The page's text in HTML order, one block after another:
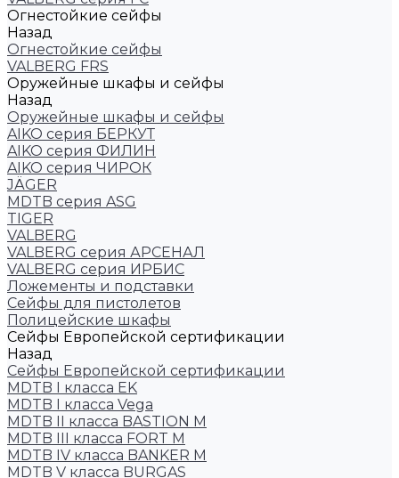
Огнестойкие сейфы
Назад
Огнестойкие сейфы
VALBERG FRS
Оружейные шкафы и сейфы
Назад
Оружейные шкафы и сейфы
AIKO серия БЕРКУТ
AIKO серия ФИЛИН
AIKO серия ЧИРОК
JÄGER
MDTB серия ASG
TIGER
VALBERG
VALBERG серия АРСЕНАЛ
VALBERG серия ИРБИС
Ложементы и подставки
Сейфы для пистолетов
Полицейские шкафы
Сейфы Европейской сертификации
Назад
Сейфы Европейской сертификации
MDTB I класса EK
MDTB I класса Vega
MDTB II класса BASTION M
MDTB III класса FORT M
MDTB IV класса BANKER M
MDTB V класса BURGAS